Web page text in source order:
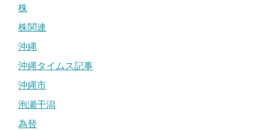
株
株関連
沖縄
沖縄タイムス記事
沖縄市
泡瀬干潟
為替